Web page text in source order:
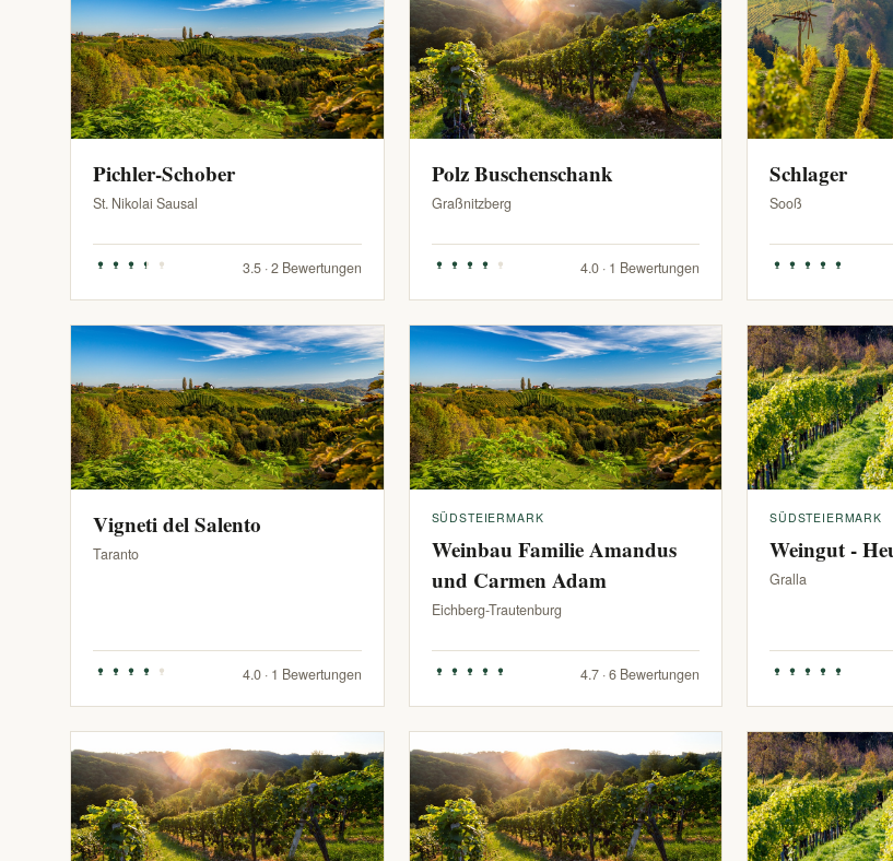
Pichler-Schober
St. Nikolai Sausal
3.5 · 2 Bewertungen
Polz Buschenschank
Graßnitzberg
4.0 · 1 Bewertungen
Schlager
Sooß
Vigneti del Salento
Taranto
4.0 · 1 Bewertungen
SÜDSTEIERMARK
Weinbau Familie Amandus
und Carmen Adam
Eichberg-Trautenburg
4.7 · 6 Bewertungen
SÜDSTEIERMARK
Weingut -
Gralla